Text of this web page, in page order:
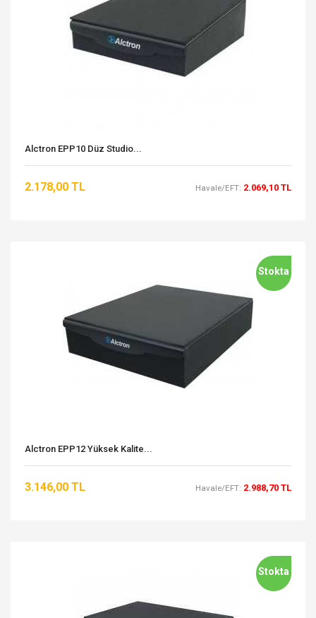
Alctron EPP10 Düz Studio...
2.178,00 TL Havale/EFT: 2.069,10 TL
Stokta
Alctron EPP12 Yüksek Kalite...
3.146,00 TL Havale/EFT: 2.988,70 TL
Stokta